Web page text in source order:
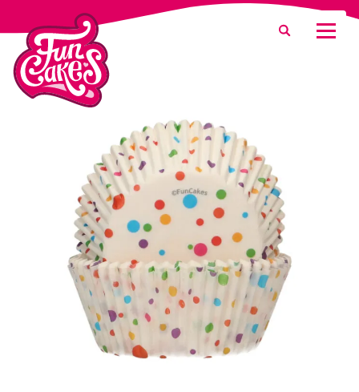
¿Qué estás buscando?
Buscar